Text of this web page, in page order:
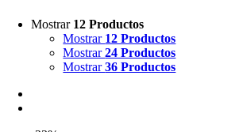
Mostrar 12 Productos
Mostrar 12 Productos
Mostrar24 Productos
Mostrar36 Productos